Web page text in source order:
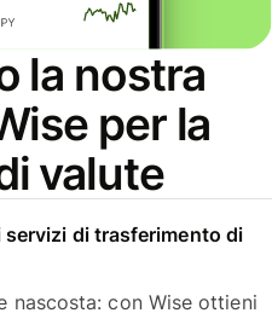
la nostra
per la
valute
di trasferimento di
nascosta: con Wise ottieni